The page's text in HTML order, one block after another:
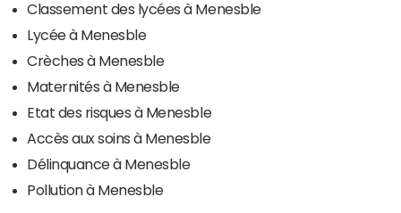
Classement des lycées à Menesble
Lycée à Menesble
Crèches à Menesble
Maternités à Menesble
Etat des risques à Menesble
Accès aux soins à Menesble
Délinquance à Menesble
Pollution à Menesble